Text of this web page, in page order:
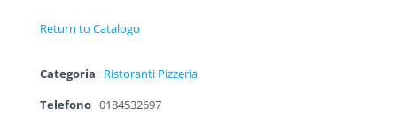
Return to Catalogo
Categoria Ristoranti Pizzeria
Telefono 0184532697